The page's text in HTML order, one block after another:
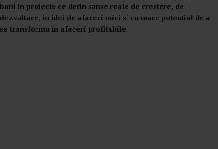
bani in proiecte ce detin sanse reale de crestere, de
dezvoltare, in idei de afaceri mici si cu mare potential de a
se transforma in afaceri profitabile.